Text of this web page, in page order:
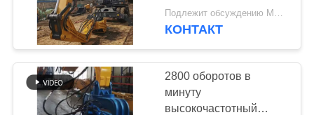
солнечным
электростанциям |
компоненты
Подлежит обсуждению MOQ:1 набор
КОНТАКТ
2800 оборотов в
минуту
высокочастотный